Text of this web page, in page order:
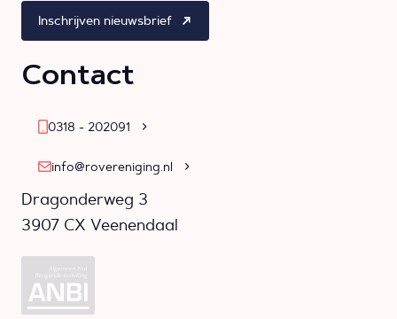
Inschrijven nieuwsbrief
Contact
0318 - 202091
info@rovereniging.nl
Dragonderweg 3
3907 CX Veenendaal